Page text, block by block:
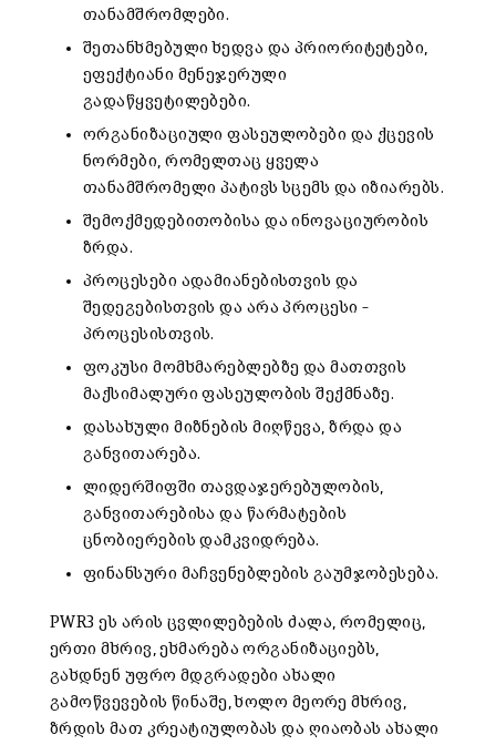
თანამშრომლები.
შეთანხმებული ხედვა და პრიორიტეტები,
ეფექტიანი მენეჯერული
გადაწყვეტილებები.
ორგანიზაციული ფასეულობები და ქცევის
ნორმები, რომელთაც ყველა
თანამშრომელი პატივს სცემს და იზიარებს.
შემოქმედებითობისა და ინოვაციურობის
ზრდა.
პროცესები ადამიანებისთვის და
შედეგებისთვის და არა პროცესი –
პროცესისთვის.
ფოკუსი მომხმარებლებზე და მათთვის
მაქსიმალური ფასეულობის შექმნაზე.
დასახული მიზნების მიღწევა, ზრდა და
განვითარება.
ლიდერშიფში თავდაჯერებულობის,
განვითარებისა და წარმატების
ცნობიერების დამკვიდრება.
ფინანსური მაჩვენებლების გაუმჯობესება.
PWR3 ეს არის ცვლილებების ძალა, რომელიც,
ერთი მხრივ, ეხმარება ორგანიზაციებს,
გახდნენ უფრო მდგრადები ახალი
გამოწვევების წინაშე, ხოლო მეორე მხრივ,
ზრდის მათ კრეატიულობას და ღიაობას ახალი